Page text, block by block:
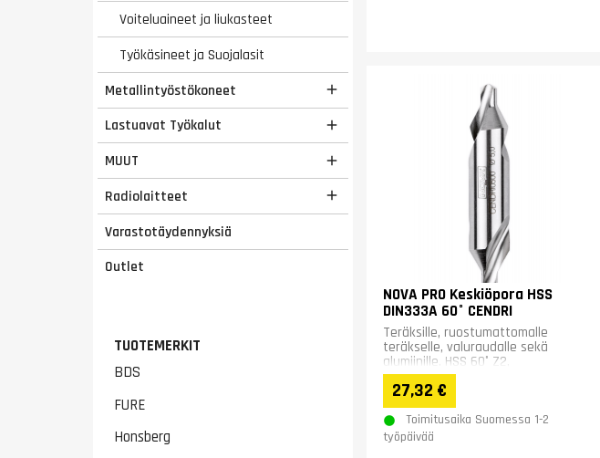
Voiteluaineet ja liukasteet
Työkäsineet ja Suojalasit
Metallintyöstökoneet

Lastuavat Työkalut 
MUUT 
Radiolaitteet 
Varastotäydennyksiä
Outlet
TUOTEMERKIT
BDS
FURE
Honsberg
NOVA PRO Keskiöpora HSS
DIN333A 60° CENDRI
Teräksille, ruostumattomalle
teräkselle, valuraudalle sekä
alumiinille. HSS 60° Z2,
pinnoittamaton
27,32 €
Toimitusaika Suomessa 1-2
työpäivää